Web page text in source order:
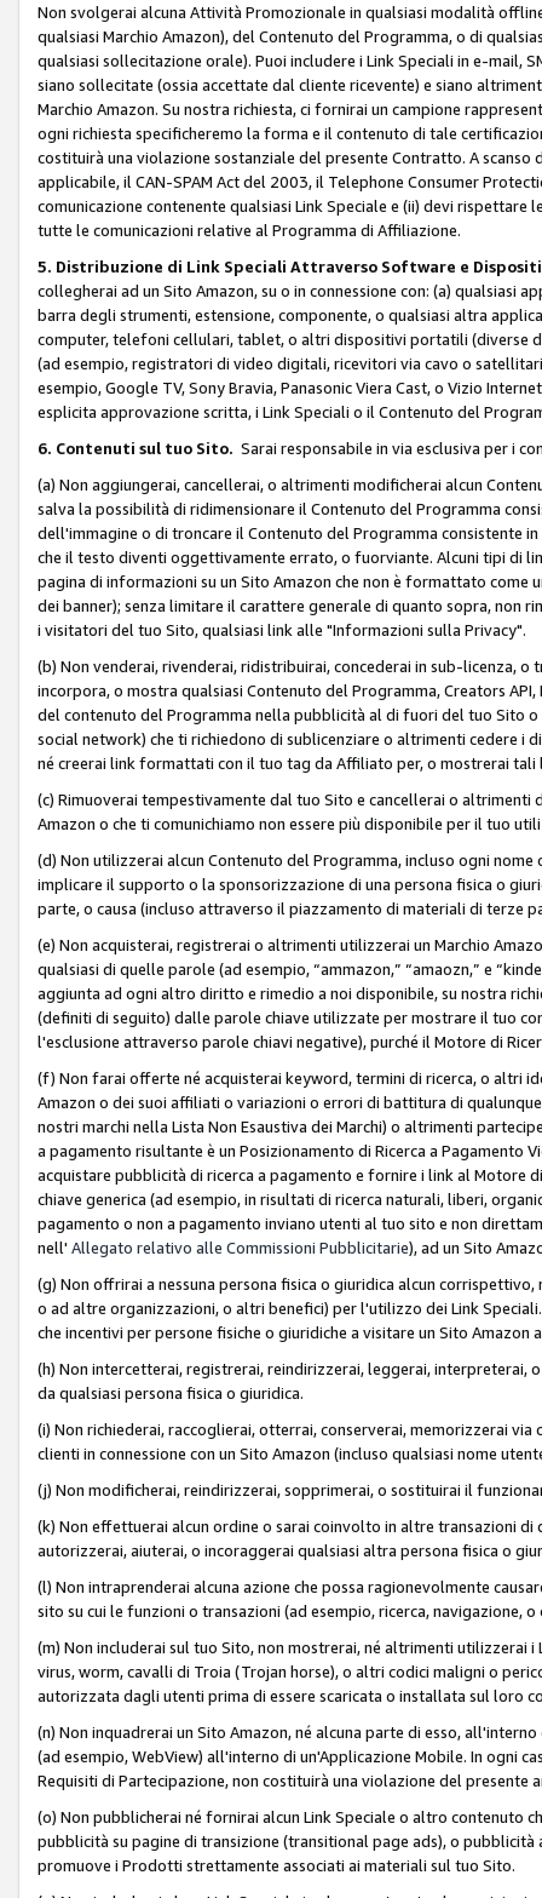
Non svolgerai alcuna Attività Promozionale in qualsiasi modalità
qualsiasi Marchio Amazon), del Contenuto del Programma, o di
qualsiasi sollecitazione orale). Puoi includere i Link Speciali in e-mail,
siano sollecitate (ossia accettate dal cliente ricevente) e siano
Marchio Amazon. Su nostra richiesta, ci fornirai un campione
ogni richiesta specificheremo la forma e il contenuto di tale
costituirà una violazione sostanziale del presente Contratto. A
applicabile, il CAN-SPAM Act del 2003, il Telephone Consumer
comunicazione contenente qualsiasi Link Speciale e (ii) devi
tutte le comunicazioni relative al Programma di Affiliazione.
5. Distribuzione di Link Speciali Attraverso Software e
collegherai ad un Sito Amazon, su o in connessione con: (a)
barra degli strumenti, estensione, componente, o qualsiasi altra
computer, telefoni cellulari, tablet, o altri dispositivi portatili (diverse
(ad esempio, registratori di video digitali, ricevitori via cavo o
esempio, Google TV, Sony Bravia, Panasonic Viera Cast, o Vizio
esplicita approvazione scritta, i Link Speciali o il Contenuto del
6. Contenuti sul tuo Sito. Sarai responsabile in via esclusiva per i
(a) Non aggiungerai, cancellerai, o altrimenti modificherai alcun
salva la possibilità di ridimensionare il Contenuto del Programma
dell'immagine o di troncare il Contenuto del Programma consistente
che il testo diventi oggettivamente errato, o fuorviante. Alcuni tipi di
pagina di informazioni su un Sito Amazon che non è formattato
dei banner); senza limitare il carattere generale di quanto sopra, non
i visitatori del tuo Sito, qualsiasi link alle "Informazioni sulla Privacy".
(b) Non venderai, rivenderai, ridistribuirai, concederai in sub-licenza,
incorpora, o mostra qualsiasi Contenuto del Programma, Creators
del contenuto del Programma nella pubblicità al di fuori del tuo Sito
social network) che ti richiedono di sublicenziare o altrimenti cedere i
né creerai link formattati con il tuo tag da Affiliato per, o mostrerai tali
(c) Rimuoverai tempestivamente dal tuo Sito e cancellerai o
Amazon o che ti comunichiamo non essere più disponibile per il tuo
(d) Non utilizzerai alcun Contenuto del Programma, incluso ogni
implicare il supporto o la sponsorizzazione di una persona fisica o
parte, o causa (incluso attraverso il piazzamento di materiali di terze
(e) Non acquisterai, registrerai o altrimenti utilizzerai un Marchio
qualsiasi di quelle parole (ad esempio, “ammazon,” “amaozn,” e
aggiunta ad ogni altro diritto e rimedio a noi disponibile, su nostra
(definiti di seguito) dalle parole chiave utilizzate per mostrare il tuo
l'esclusione attraverso parole chiavi negative), purché il Motore di
(f) Non farai offerte né acquisterai keyword, termini di ricerca, o altri
Amazon o dei suoi affiliati o variazioni o errori di battitura di
nostri marchi nella Lista Non Esaustiva dei Marchi) o altrimenti
a pagamento risultante è un Posizionamento di Ricerca a Pagamento
acquistare pubblicità di ricerca a pagamento e fornire i link al Motore
chiave generica (ad esempio, in risultati di ricerca naturali, liberi,
pagamento o non a pagamento inviano utenti al tuo sito e non
nell' Allegato relativo alle Commissioni Pubblicitarie), ad un Sito
(g) Non offrirai a nessuna persona fisica o giuridica alcun
o ad altre organizzazioni, o altri benefici) per l'utilizzo dei Link
che incentivi per persone fisiche o giuridiche a visitare un Sito
(h) Non intercetterai, registrerai, reindirizzerai, leggerai,
da qualsiasi persona fisica o giuridica.
(i) Non richiederai, raccoglierai, otterrai, conserverai, memorizzerai
clienti in connessione con un Sito Amazon (incluso qualsiasi nome
(j) Non modificherai, reindirizzerai, sopprimerai, o sostituirai il
(k) Non effettuerai alcun ordine o sarai coinvolto in altre transazioni
autorizzerai, aiuterai, o incoraggerai qualsiasi altra persona fisica o
(l) Non intraprenderai alcuna azione che possa ragionevolmente
sito su cui le funzioni o transazioni (ad esempio, ricerca, navigazione,
(m) Non includerai sul tuo Sito, non mostrerai, né altrimenti utilizzerai
virus, worm, cavalli di Troia (Trojan horse), o altri codici maligni o
autorizzata dagli utenti prima di essere scaricata o installata sul loro
(n) Non inquadrerai un Sito Amazon, né alcuna parte di esso,
(ad esempio, WebView) all'interno di un'Applicazione Mobile. In ogni
Requisiti di Partecipazione, non costituirà una violazione del presente
(o) Non pubblicherai né fornirai alcun Link Speciale o altro contenuto
pubblicità su pagine di transizione (transitional page ads), o
promuove i Prodotti strettamente associati ai materiali sul tuo Sito.